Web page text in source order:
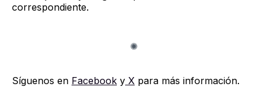
correspondiente.
Síguenos en Facebook y X para más información.